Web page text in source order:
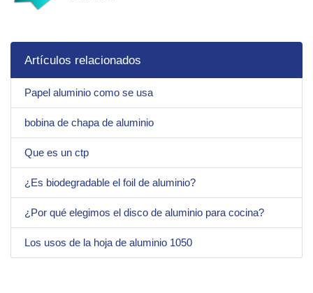
Artículos relacionados
Papel aluminio como se usa
bobina de chapa de aluminio
Que es un ctp
¿Es biodegradable el foil de aluminio?
¿Por qué elegimos el disco de aluminio para cocina?
Los usos de la hoja de aluminio 1050